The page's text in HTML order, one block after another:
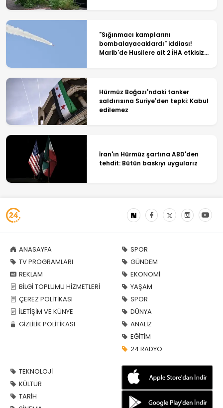
"Sığınmacı kamplarını
bombalayacaklardı" iddiası!
Marib'de Husilere ait 2 İHA etkisiz
Hürmüz Boğazı'ndaki tanker
saldırısına Suriye'den tepki: Kabul
edilemez
İran'ın Hürmüz şartına ABD'den
tehdit: Bütün baskıyı uygularız
ANASAYFA
TV PROGRAMLARI
REKLAM
BİLGİ TOPLUMU HİZMETLERİ
ÇEREZ POLİTİKASI
İLETİŞİM VE KÜNYE
GİZLİLİK POLİTİKASI
SPOR
GÜNDEM
EKONOMİ
YAŞAM
SPOR
DÜNYA
ANALİZ
EĞİTİM
24 RADYO
TEKNOLOJİ
KÜLTÜR
TARİH